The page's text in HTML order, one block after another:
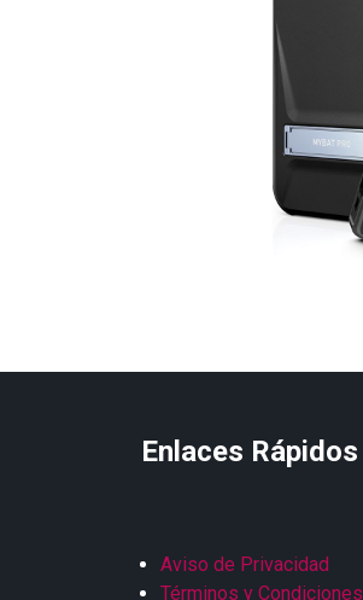
Enlaces Rápidos
Aviso de Privacidad
Términos y Condiciones